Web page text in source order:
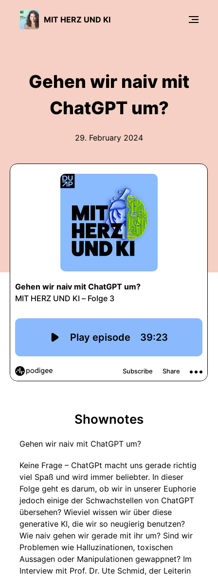
MIT HERZ UND KI
Gehen wir naiv mit
ChatGPT um?
29. February 2024
Shownotes
Gehen wir naiv mit ChatGPT um?
Keine Frage – ChatGPt macht uns gerade richtig
viel Spaß und wird immer beliebter. In dieser
Folge geht es darum, ob wir in unserer Euphorie
jedoch einige der Schwachstellen von ChatGPT
übersehen? Wieviel wissen wir über diese
generative KI, die wir so neugierig benutzen?
Wie naiv gehen wir gerade mit ihr um? Sind wir
Problemen wie Halluzinationen, toxischen
Aussagen oder Manipulationen gewappnet? Im
Interview mit Prof. Dr. Ute Schmid, der Leiterin